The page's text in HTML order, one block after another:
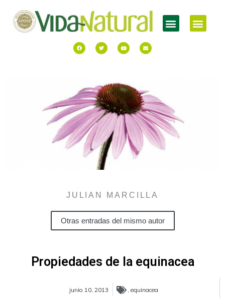
JULIAN MARCILLA
Otras entradas del mismo autor
Propiedades de la equinacea
junio 10, 2013 , equinacea